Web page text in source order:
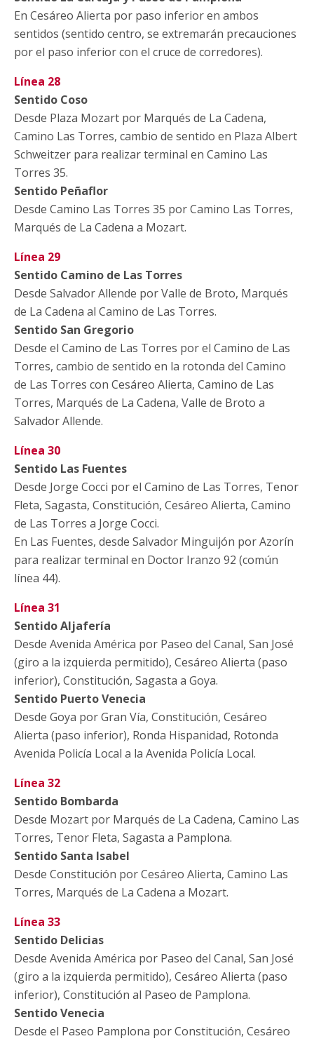
En Cesáreo Alierta por paso inferior en ambos
sentidos (sentido centro, se extremarán precauciones
por el paso inferior con el cruce de corredores).
Línea 28
Sentido Coso
Desde Plaza Mozart por Marqués de La Cadena,
Camino Las Torres, cambio de sentido en Plaza Albert
Schweitzer para realizar terminal en Camino Las
Torres 35.
Sentido Peñaflor
Desde Camino Las Torres 35 por Camino Las Torres,
Marqués de La Cadena a Mozart.
Línea 29
Sentido Camino de Las Torres
Desde Salvador Allende por Valle de Broto, Marqués
de La Cadena al Camino de Las Torres.
Sentido San Gregorio
Desde el Camino de Las Torres por el Camino de Las
Torres, cambio de sentido en la rotonda del Camino
de Las Torres con Cesáreo Alierta, Camino de Las
Torres, Marqués de La Cadena, Valle de Broto a
Salvador Allende.
Línea 30
Sentido Las Fuentes
Desde Jorge Cocci por el Camino de Las Torres, Tenor
Fleta, Sagasta, Constitución, Cesáreo Alierta, Camino
de Las Torres a Jorge Cocci.
En Las Fuentes, desde Salvador Minguijón por Azorín
para realizar terminal en Doctor Iranzo 92 (común
línea 44).
Línea 31
Sentido Aljafería
Desde Avenida América por Paseo del Canal, San José
(giro a la izquierda permitido), Cesáreo Alierta (paso
inferior), Constitución, Sagasta a Goya.
Sentido Puerto Venecia
Desde Goya por Gran Vía, Constitución, Cesáreo
Alierta (paso inferior), Ronda Hispanidad, Rotonda
Avenida Policía Local a la Avenida Policía Local.
Línea 32
Sentido Bombarda
Desde Mozart por Marqués de La Cadena, Camino Las
Torres, Tenor Fleta, Sagasta a Pamplona.
Sentido Santa Isabel
Desde Constitución por Cesáreo Alierta, Camino Las
Torres, Marqués de La Cadena a Mozart.
Línea 33
Sentido Delicias
Desde Avenida América por Paseo del Canal, San José
(giro a la izquierda permitido), Cesáreo Alierta (paso
inferior), Constitución al Paseo de Pamplona.
Sentido Venecia
Desde el Paseo Pamplona por Constitución, Cesáreo